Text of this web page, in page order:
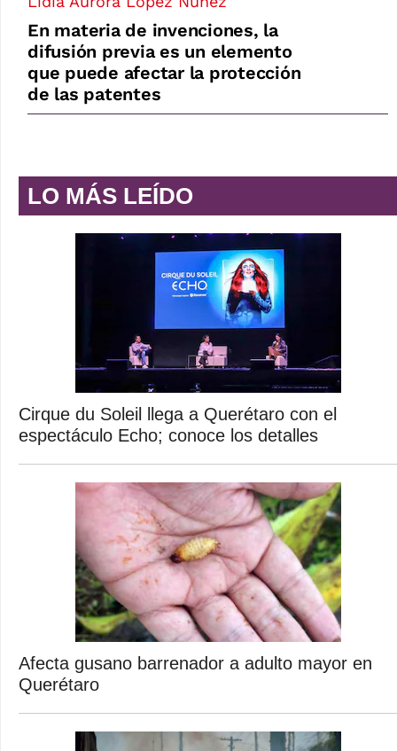
En materia de invenciones, la
difusión previa es un elemento
que puede afectar la protección
de las patentes
LO MÁS LEÍDO
Cirque du Soleil llega a Querétaro con el
espectáculo Echo; conoce los detalles
Afecta gusano barrenador a adulto mayor en
Querétaro